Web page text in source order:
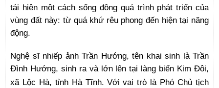
tái hiện một cách sống động quá trình phát triển của
vùng đất này: từ quá khứ rêu phong đến hiện tại năng
động.
Nghệ sĩ nhiếp ảnh Trần Hướng, tên khai sinh là Trần
Đình Hướng, sinh ra và lớn lên tại làng biển Kim Đôi,
xã Lộc Hà, tỉnh Hà Tĩnh. Với vai trò là Phó Chủ tịch